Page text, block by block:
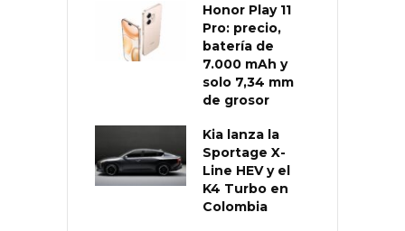
Honor Play 11
Pro: precio,
batería de
7.000 mAh y
solo 7,34 mm
de grosor
Kia lanza la
Sportage X-
Line HEV y el
K4 Turbo en
Colombia